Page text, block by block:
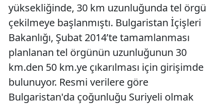
yüksekliğinde, 30 km uzunluğunda tel örgü
çekilmeye başlanmıştı. Bulgaristan İçişleri
Bakanlığı, Şubat 2014’te tamamlanması
planlanan tel örgünün uzunluğunun 30
km.den 50 km.ye çıkarılması için girişimde
bulunuyor. Resmi verilere göre
Bulgaristan'da çoğunluğu Suriyeli olmak